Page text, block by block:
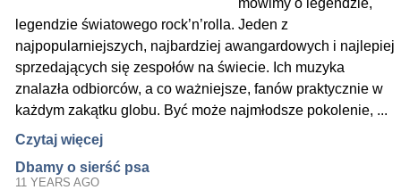
mówimy o legendzie,
legendzie światowego rock’n’rolla. Jeden z
najpopularniejszych, najbardziej awangardowych i najlepiej
sprzedających się zespołów na świecie. Ich muzyka
znalazła odbiorców, a co ważniejsze, fanów praktycznie w
każdym zakątku globu. Być może najmłodsze pokolenie, ...
Czytaj więcej
Dbamy o sierść psa
11 YEARS AGO